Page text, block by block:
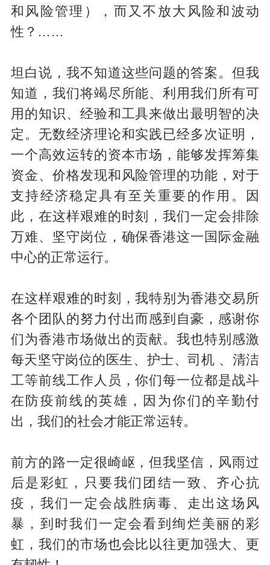
和风险管理），而又不放大风险和波动
性？……
坦白说，我不知道这些问题的答案。但我
知道，我们将竭尽所能、利用我们所有可
用的知识、经验和工具来做出最明智的决
定。无数经济理论和实践已经多次证明，
一个高效运转的资本市场，能够发挥筹集
资金、价格发现和风险管理的功能，对于
支持经济稳定具有至关重要的作用。因
此，在这样艰难的时刻，我们一定会排除
万难、坚守岗位，确保香港这一国际金融
中心的正常运行。
在这样艰难的时刻，我特别为香港交易所
各个团队的努力付出而感到自豪，感谢你
们为香港市场做出的贡献。我也特别感激
每天坚守岗位的医生、护士、司机 、清洁
工等前线工作人员，你们每一位都是战斗
在防疫前线的英雄，因为你们的辛勤付
出，我们的社会才能正常运转。
前方的路一定很崎岖，但我坚信，风雨过
后是彩虹，只要我们团结一致、齐心抗
疫，我们一定会战胜病毒、走出这场风
暴，到时我们一定会看到绚烂美丽的彩
虹，我们的市场也会比以往更加强大、更